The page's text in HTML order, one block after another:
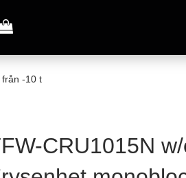
från -10 t
CRU1015N